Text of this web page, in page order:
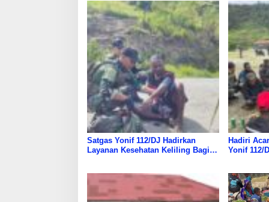
Satgas Yonif 112/DJ Hadirkan
Layanan Kesehatan Keliling Bagi
Hadiri
Yonif 112/